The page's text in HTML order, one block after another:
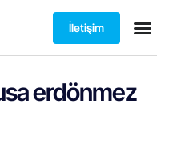
İletişim
erdönmez